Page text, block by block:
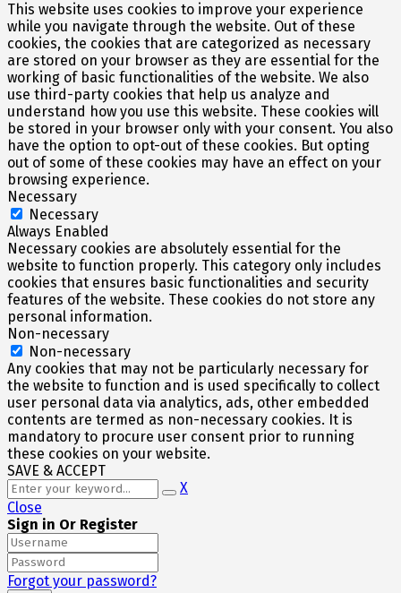
This website uses cookies to improve your experience
while you navigate through the website. Out of these
cookies, the cookies that are categorized as necessary
are stored on your browser as they are essential for the
working of basic functionalities of the website. We also
use third-party cookies that help us analyze and
understand how you use this website. These cookies will
be stored in your browser only with your consent. You also
have the option to opt-out of these cookies. But opting
out of some of these cookies may have an effect on your
browsing experience.
Necessary
Necessary
Always Enabled
Necessary cookies are absolutely essential for the
website to function properly. This category only includes
cookies that ensures basic functionalities and security
features of the website. These cookies do not store any
personal information.
Non-necessary
Non-necessary
Any cookies that may not be particularly necessary for
the website to function and is used specifically to collect
user personal data via analytics, ads, other embedded
contents are termed as non-necessary cookies. It is
mandatory to procure user consent prior to running
these cookies on your website.
SAVE & ACCEPT
X
Close
Sign in Or Register
Forgot your password?